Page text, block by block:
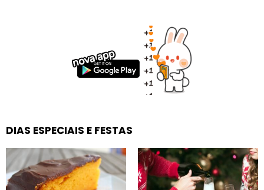
DIAS ESPECIAIS E FESTAS